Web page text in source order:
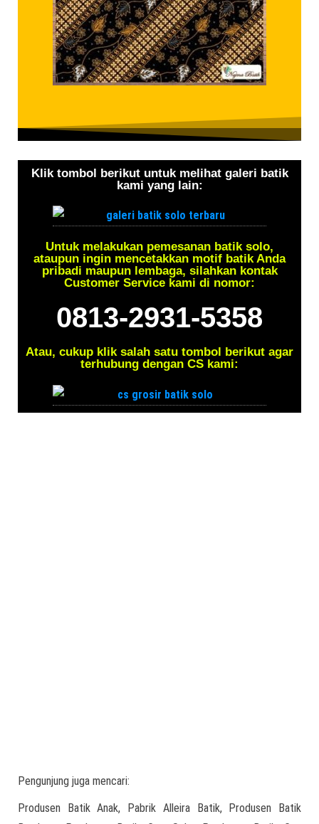
Klik tombol berikut untuk melihat galeri batik
kami yang lain:
Untuk melakukan pemesanan batik solo,
ataupun ingin mencetakkan motif batik Anda
pribadi maupun lembaga, silahkan kontak
Customer Service kami di nomor:
0813-2931-5358
Atau, cukup klik salah satu tombol berikut agar
terhubung dengan CS kami:
Pengunjung juga mencari:
Produsen Batik Anak, Pabrik Alleira Batik, Produsen Batik